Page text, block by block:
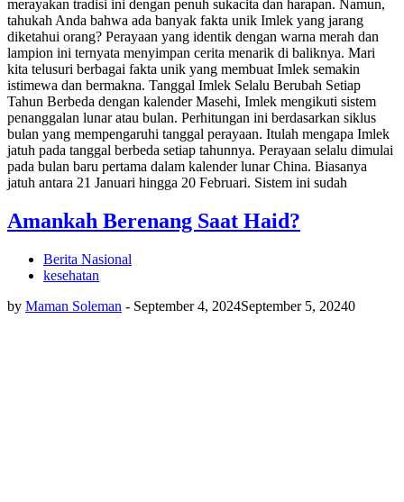
merayakan tradisi ini dengan penuh sukacita dan harapan. Namun,
tahukah Anda bahwa ada banyak fakta unik Imlek yang jarang
diketahui orang? Perayaan yang identik dengan warna merah dan
lampion ini ternyata menyimpan cerita menarik di baliknya. Mari
kita telusuri berbagai fakta unik yang membuat Imlek semakin
istimewa dan bermakna. Tanggal Imlek Selalu Berubah Setiap
Tahun Berbeda dengan kalender Masehi, Imlek mengikuti sistem
penanggalan lunar atau bulan. Perhitungan ini berdasarkan siklus
bulan yang mempengaruhi tanggal perayaan. Itulah mengapa Imlek
jatuh pada tanggal berbeda setiap tahunnya. Perayaan selalu dimulai
pada bulan baru pertama dalam kalender lunar China. Biasanya
jatuh antara 21 Januari hingga 20 Februari. Sistem ini sudah
Amankah Berenang Saat Haid?
Berita Nasional
kesehatan
by Maman Soleman - September 4, 2024September 5, 20240